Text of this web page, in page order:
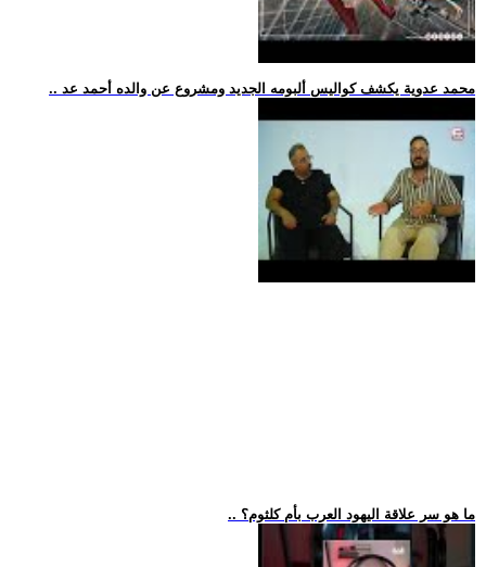
.. محمد عدوية يكشف كواليس ألبومه الجديد ومشروع عن والده أحمد عد
.. ما هو سر علاقة اليهود العرب بأم كلثوم؟